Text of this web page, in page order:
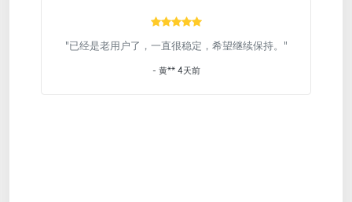
"已经是老用户了，一直很稳定，希望继续保持。"
- 黄** 4天前